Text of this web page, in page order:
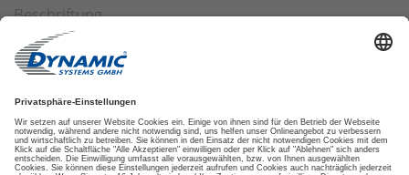
Beschriftung
Arbeitssicherheit
Applikatoren
Etiketten Software
ETIKETTENFINDER